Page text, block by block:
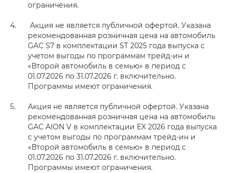
ограничения.
Акция не является публичной офертой. Указана
рекомендованная розничная цена на автомобиль
GAC S7 в комплектации ST 2025 года выпуска с
учетом выгоды по программам трейд-ин и
«Второй автомобиль в семью» в период с
01.07.2026 по 31.07.2026 г. включительно.
Программы имеют ограничения.
Акция не является публичной офертой. Указана
рекомендованная розничная цена на автомобиль
GAC AION V в комплектации EX 2026 года выпуска
с учетом выгоды по программам трейд-ин и
«Второй автомобиль в семью» в период с
01.07.2026 по 31.07.2026 г. включительно.
Программы имеют ограничения.